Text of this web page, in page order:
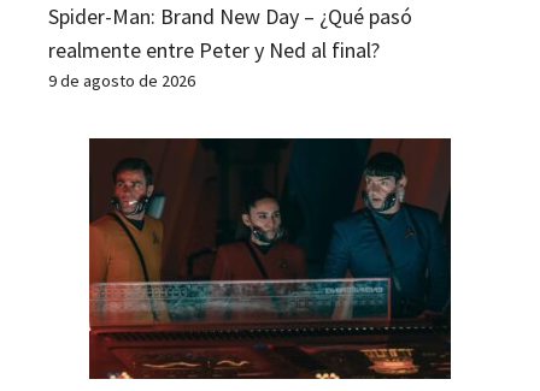
Spider-Man: Brand New Day – ¿Qué pasó
realmente entre Peter y Ned al final?
9 de agosto de 2026